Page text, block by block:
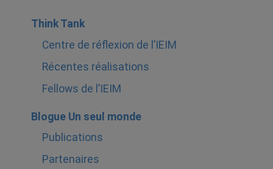
Think Tank
Centre de réflexion de l’IEIM
Récentes réalisations
Fellows de l’IEIM
Blogue Un seul monde
Publications
Partenaires